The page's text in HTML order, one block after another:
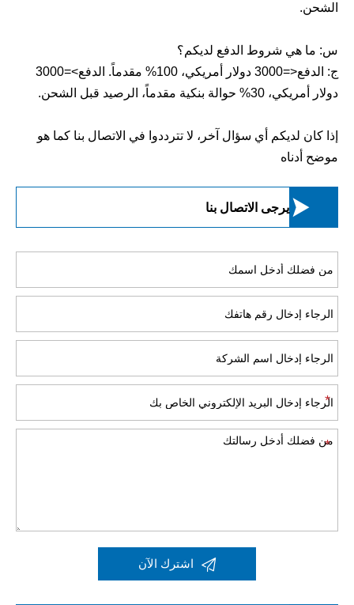
الشحن.
س: ما هي شروط الدفع لديكم؟
ج: الدفع<=3000 دولار أمريكي، 100% مقدماً. الدفع>=3000
دولار أمريكي، 30% حوالة بنكية مقدماً، الرصيد قبل الشحن.
إذا كان لديكم أي سؤال آخر، لا تترددوا في الاتصال بنا كما هو
موضح أدناه
يرجى الاتصال بنا
 اشترك الآن